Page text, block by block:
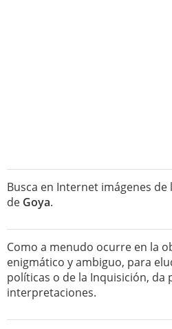
Busca en Internet imágenes
de Goya.
Como a menudo ocurre en la
enigmático y ambiguo, para
políticas o de la Inquisición, da
interpretaciones.